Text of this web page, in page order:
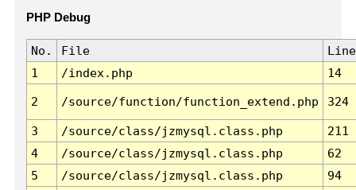
PHP Debug
No. File
Line
1
/index.php 14
2 /source/function/function_extend.php 324
3 /source/class/jzmysql.class.php
211
4
/source/class/jzmysql.class.php
62
5
/source/class/jzmysql.class.php
94